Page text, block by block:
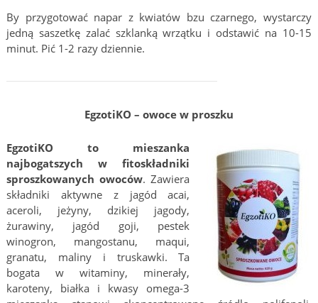
By przygotować napar z kwiatów bzu czarnego, wystarczy
jedną saszetkę zalać szklanką wrzątku i odstawić na 10-15
minut. Pić 1-2 razy dziennie.
EgzotiKO – owoce w proszku
EgzotiKO to mieszanka
najbogatszych w fitoskładniki
sproszkowanych owoców. Zawiera
składniki aktywne z jagód acai,
aceroli, jeżyny, dzikiej jagody,
żurawiny, jagód goji, pestek
winogron, mangostanu, maqui,
granatu, maliny i truskawki. Ta
bogata w witaminy, minerały,
karoteny, białka i kwasy omega-3